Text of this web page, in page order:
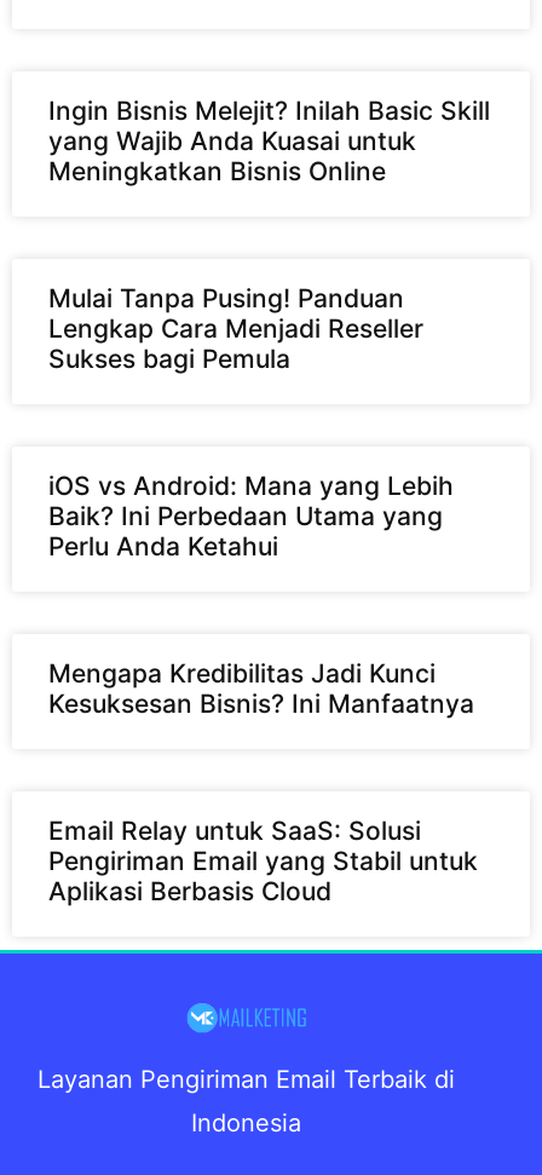
Ingin Bisnis Melejit? Inilah Basic Skill
yang Wajib Anda Kuasai untuk
Meningkatkan Bisnis Online
Mulai Tanpa Pusing! Panduan
Lengkap Cara Menjadi Reseller
Sukses bagi Pemula
iOS vs Android: Mana yang Lebih
Baik? Ini Perbedaan Utama yang
Perlu Anda Ketahui
Mengapa Kredibilitas Jadi Kunci
Kesuksesan Bisnis? Ini Manfaatnya
Email Relay untuk SaaS: Solusi
Pengiriman Email yang Stabil untuk
Aplikasi Berbasis Cloud
Layanan Pengiriman Email Terbaik di
Indonesia